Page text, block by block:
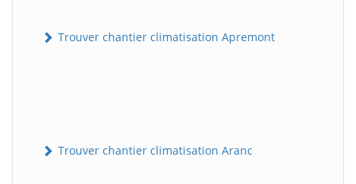
Trouver chantier climatisation Apremont
Trouver chantier climatisation Aranc